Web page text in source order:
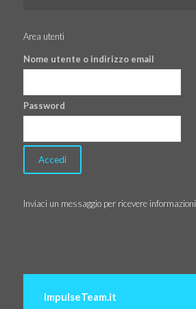
Area utenti
Nome utente o indirizzo email
Password
Inviaci un messaggio per ricevere informazioni
ImpulseTeam.it